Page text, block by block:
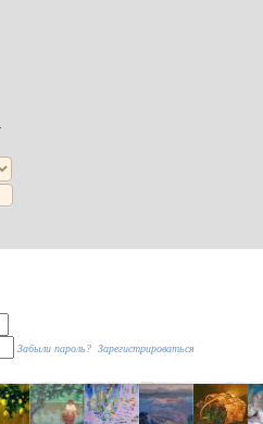
Забыли пароль? Зарегистрироваться